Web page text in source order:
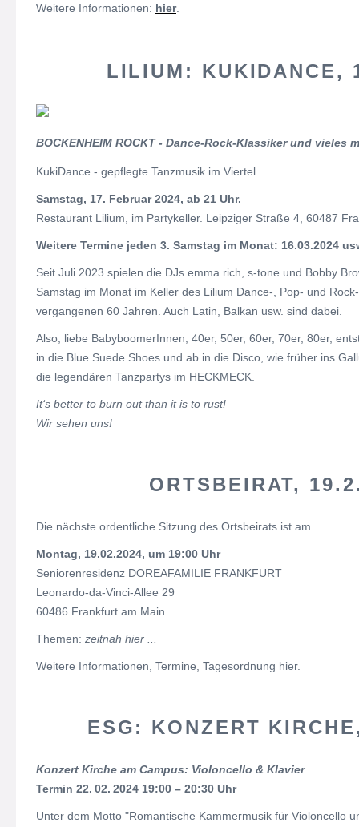
Weitere Informationen: hier.
LILIUM: KUKIDANCE,
BOCKENHEIM ROCKT - Dance-Rock-Klassiker und vieles
KukiDance - gepflegte Tanzmusik im Viertel
Samstag, 17. Februar 2024, ab 21 Uhr.
Restaurant Lilium, im Partykeller. Leipziger Straße 4, 60487
Weitere Termine jeden 3. Samstag im Monat: 16.03.2024
Seit Juli 2023 spielen die DJs emma.rich, s-tone und Bobby
Samstag im Monat im Keller des Lilium Dance-, Pop- und
vergangenen 60 Jahren. Auch Latin, Balkan usw. sind dabei.
Also, liebe BabyboomerInnen, 40er, 50er, 60er, 70er, 80er,
in die Blue Suede Shoes und ab in die Disco, wie früher ins
die legendären Tanzpartys im HECKMECK.
It‘s better to burn out than it is to rust!
Wir sehen uns!
ORTSBEIRAT,
Die nächste ordentliche Sitzung des Ortsbeirats ist am
Montag, 19.02.2024, um 19:00 Uhr
Seniorenresidenz DOREAFAMILIE FRANKFURT
Leonardo-da-Vinci-Allee 29
60486 Frankfurt am Main
Themen: zeitnah hier ...
Weitere Informationen, Termine, Tagesordnung hier.
ESG: KONZERT
Konzert Kirche am Campus: Violoncello & Klavier
Termin 22. 02. 2024 19:00 – 20:30 Uhr
Unter dem Motto "Romantische Kammermusik für Violoncello